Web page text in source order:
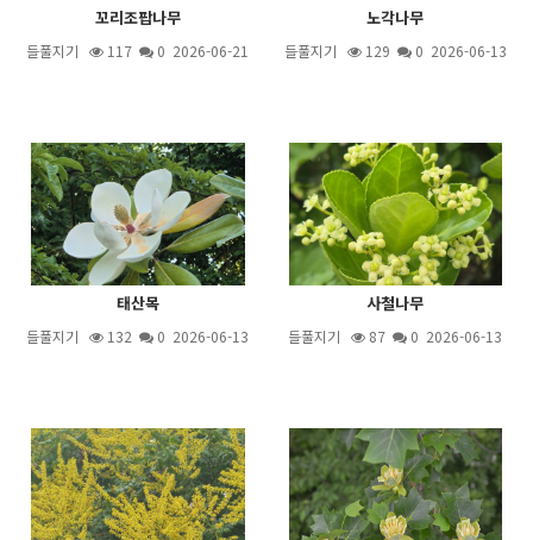
꼬리조팝나무
들풀지기 117 0 2026-06-21
노각나무
들풀지기 129 0 2026-06-13
태산목
들풀지기 132 0 2026-06-13
사철나무
들풀지기 87 0 2026-06-13